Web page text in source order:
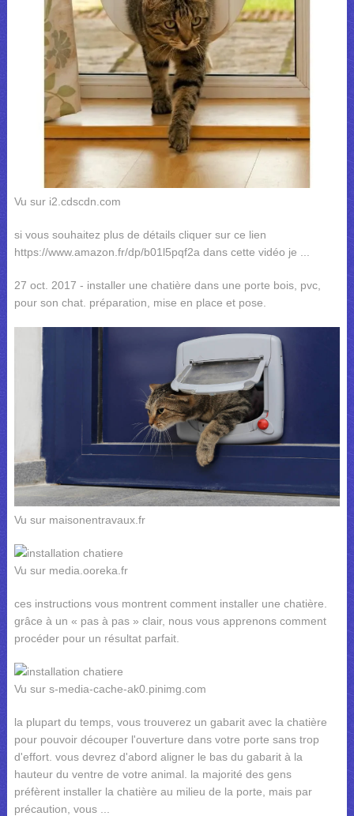
Vu sur i2.cdscdn.com
si vous souhaitez plus de détails cliquer sur ce lien
https://www.amazon.fr/dp/b01l5pqf2a dans cette vidéo je ...
27 oct. 2017 - installer une chatière dans une porte bois, pvc,
pour son chat. préparation, mise en place et pose.
Vu sur maisonentravaux.fr
Vu sur media.ooreka.fr
ces instructions vous montrent comment installer une chatière.
grâce à un « pas à pas » clair, nous vous apprenons comment
procéder pour un résultat parfait.
Vu sur s-media-cache-ak0.pinimg.com
la plupart du temps, vous trouverez un gabarit avec la chatière
pour pouvoir découper l'ouverture dans votre porte sans trop
d'effort. vous devrez d'abord aligner le bas du gabarit à la
hauteur du ventre de votre animal. la majorité des gens
préfèrent installer la chatière au milieu de la porte, mais par
précaution, vous ...